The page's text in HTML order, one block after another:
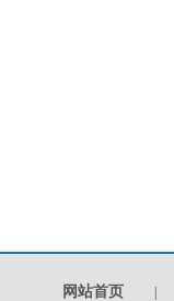
网站首页